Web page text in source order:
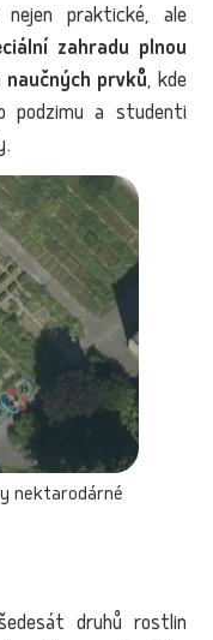
praktické, ale
zahradu plnou
prvků, kde
podzimu a studenti
nektarodárné
druhů rostlin